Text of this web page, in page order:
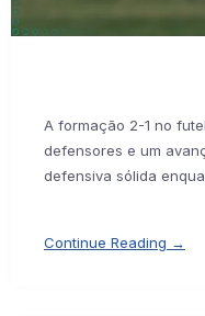
A formação 2-1 no
defensores e um
defensiva sólida
Continue Reading →